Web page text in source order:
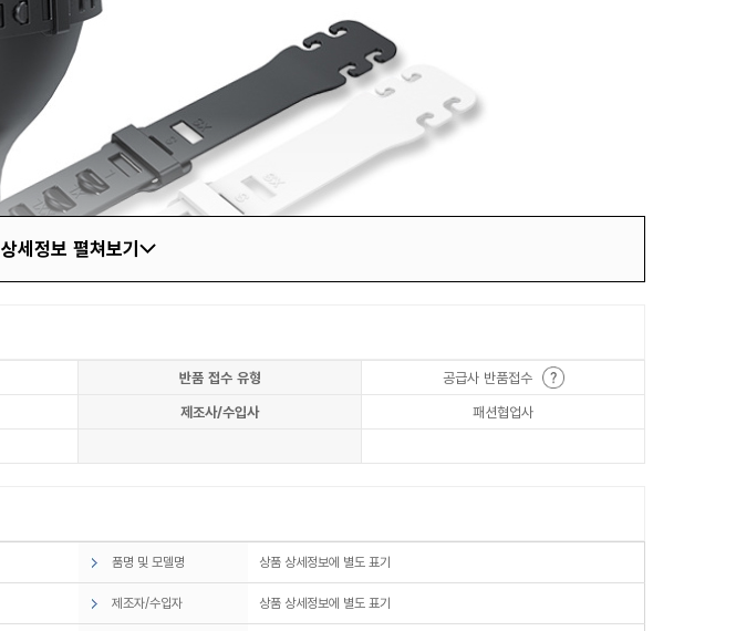
상세정보 펼쳐보기
반품 접수 유형
공급사 반품접수
제조사/수입사
패션협업사
품명 및 모델명 상품 상세정보에 별도 표기
제조자/수입자 상품 상세정보에 별도 표기